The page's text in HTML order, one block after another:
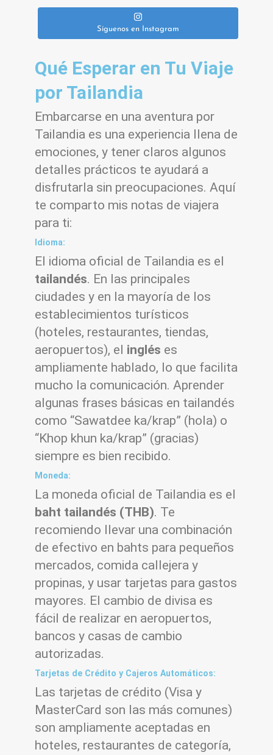
Síguenos en Instagram
Qué Esperar en Tu Viaje
por Tailandia
Embarcarse en una aventura por
Tailandia es una experiencia llena de
emociones, y tener claros algunos
detalles prácticos te ayudará a
disfrutarla sin preocupaciones. Aquí
te comparto mis notas de viajera
para ti:
Idioma:
El idioma oficial de Tailandia es el
tailandés. En las principales
ciudades y en la mayoría de los
establecimientos turísticos
(hoteles, restaurantes, tiendas,
aeropuertos), el inglés es
ampliamente hablado, lo que facilita
mucho la comunicación. Aprender
algunas frases básicas en tailandés
como “Sawatdee ka/krap” (hola) o
“Khop khun ka/krap” (gracias)
siempre es bien recibido.
Moneda:
La moneda oficial de Tailandia es el
baht tailandés (THB). Te
recomiendo llevar una combinación
de efectivo en bahts para pequeños
mercados, comida callejera y
propinas, y usar tarjetas para gastos
mayores. El cambio de divisa es
fácil de realizar en aeropuertos,
bancos y casas de cambio
autorizadas.
Tarjetas de Crédito y Cajeros Automáticos:
Las tarjetas de crédito (Visa y
MasterCard son las más comunes)
son ampliamente aceptadas en
hoteles, restaurantes de categoría,